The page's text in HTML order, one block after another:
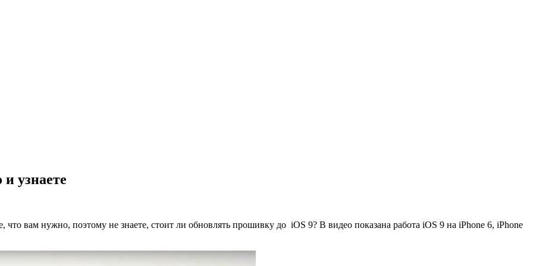
узнаете
что вам нужно, поэтому не знаете, стоит ли обновлять прошивку до iOS 9? В видео показана работа iOS 9 на iPhone 6, iPhone